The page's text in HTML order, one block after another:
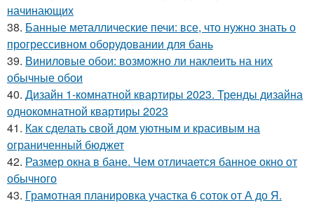
начинающих
38. Банные металлические печи: все, что нужно знать о
прогрессивном оборудовании для бань
39. Виниловые обои: возможно ли наклеить на них
обычные обои
40. Дизайн 1-комнатной квартиры 2023. Тренды дизайна
однокомнатной квартиры 2023
41. Как сделать свой дом уютным и красивым на
ограниченный бюджет
42. Размер окна в бане. Чем отличается банное окно от
обычного
43. Грамотная планировка участка 6 соток от А до Я.